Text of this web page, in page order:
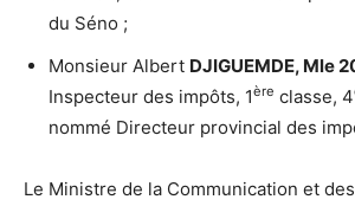
du Séno ;
Monsieur Albert DJIGUEMDE, Mle
Inspecteur des impôts, 1ère classe, 4
nommé Directeur provincial des
Le Ministre de la Communication et